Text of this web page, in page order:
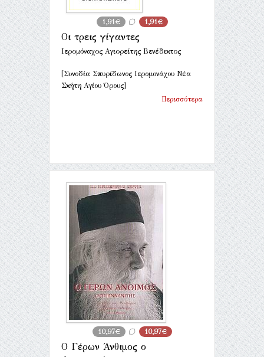
1,91€ 1,91€
Οι τρεις γίγαντες
Ιερομόναχος Αγιορείτης Βενέδικτος
[Συνοδία Σπυρίδωνος Ιερομονάχου Νέα
Σκήτη Αγίου Όρους]
Περισσότερα
10,97€ 10,97€
Ο Γέρων Άνθιμος ο